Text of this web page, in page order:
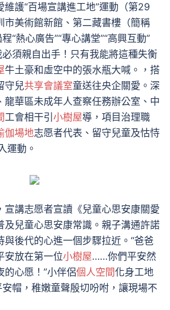
維護“百場宣講進工地”運動（第29
市美術館新館、第二藏書樓（簡稱
“熱心廣告”“專心講堂”“高興互動”
必須親自出手！只有我能將這種失衡
牛土豪和虛空中的張水瓶大喊。，搭
守兒共享會議室童送往央企關愛。深
龍華區未成年人查察任務辦公室、中
工會相干引 小樹屋導，項目治理職
伽場地志愿者代表、留守兒童及怙恃
運動。
宣講志愿者宣讀《兒童心思安康關愛
及兒童心思安康常識。親子溝通許諾
後代的心進一個步驟拉近。“爸爸
安放在第一位小樹屋……你們平安然
的心愿！”小伴侶個人空間化身工地
安帽，稚嫩童聲殷切吩咐，讓現場不